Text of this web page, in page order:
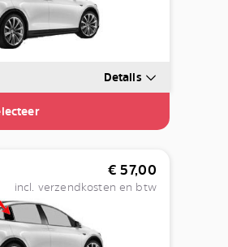
Details
€ 57,00
incl. verzendkosten en btw